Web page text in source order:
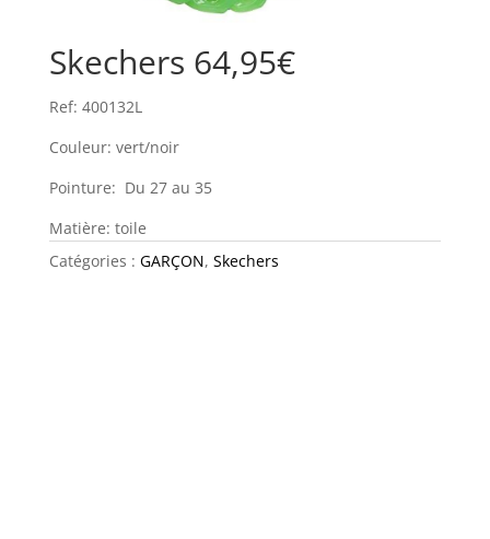
Skechers 64,95€
Ref: 400132L
Couleur: vert/noir
Pointure: Du 27 au 35
Matière: toile
Catégories : GARÇON, Skechers